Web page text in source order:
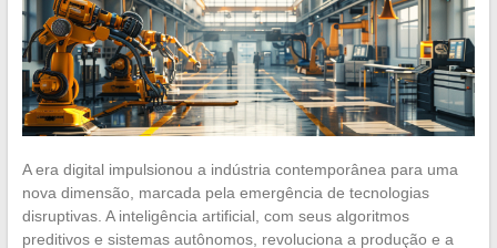
A era digital impulsionou a indústria contemporânea para uma
nova dimensão, marcada pela emergência de tecnologias
disruptivas. A inteligência artificial, com seus algoritmos
preditivos e sistemas autônomos, revoluciona a produção e a